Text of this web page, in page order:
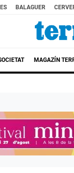
BALAGUER
MAGAZÍN